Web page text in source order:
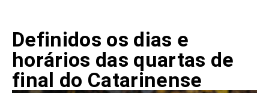
Definidos os dias e
horários das quartas de
final do Catarinense